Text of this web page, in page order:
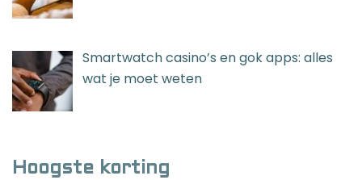
Smartwatch casino’s en gok apps: alles
wat je moet weten
Hoogste korting